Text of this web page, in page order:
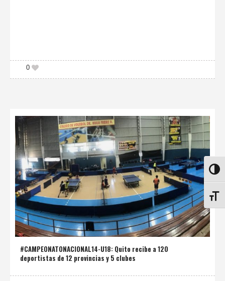
0
#CAMPEONATONACIONAL14-U18: Quito recibe a 120
deportistas de 12 provincias y 5 clubes